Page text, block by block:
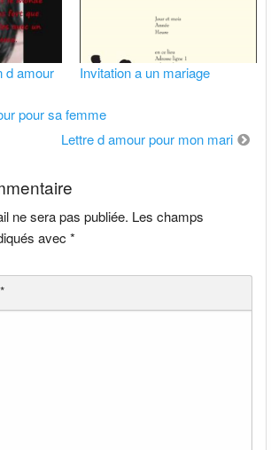
d amour
Invitation a un mariage
pour sa femme
Lettre d amour pour mon mari
ne sera pas publiée. Les champs
avec*
*